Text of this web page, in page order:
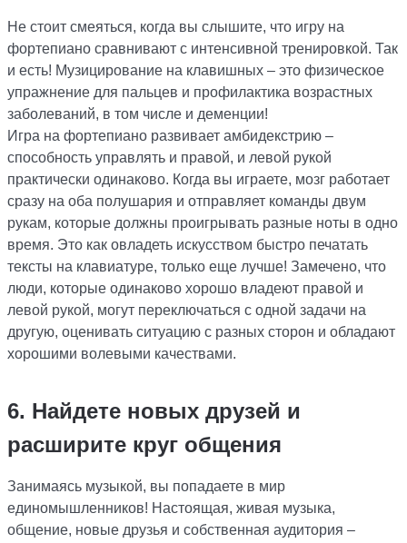
Не стоит смеяться, когда вы слышите, что игру на
фортепиано сравнивают с интенсивной тренировкой. Так
и есть! Музицирование на клавишных – это физическое
упражнение для пальцев и профилактика возрастных
заболеваний, в том числе и деменции!
Игра на фортепиано развивает амбидекстрию –
способность управлять и правой, и левой рукой
практически одинаково. Когда вы играете, мозг работает
сразу на оба полушария и отправляет команды двум
рукам, которые должны проигрывать разные ноты в одно
время. Это как овладеть искусством быстро печатать
тексты на клавиатуре, только еще лучше! Замечено, что
люди, которые одинаково хорошо владеют правой и
левой рукой, могут переключаться с одной задачи на
другую, оценивать ситуацию с разных сторон и обладают
хорошими волевыми качествами.
6. Найдете новых друзей и
расширите круг общения
Занимаясь музыкой, вы попадаете в мир
единомышленников! Настоящая, живая музыка,
общение, новые друзья и собственная аудитория –